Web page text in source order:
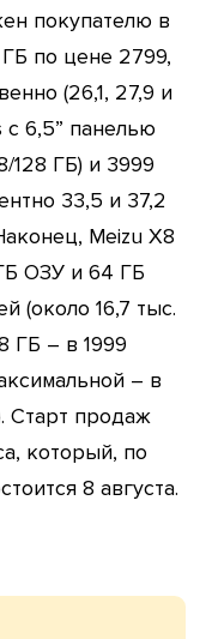
покупателю в
по цене 2799,
(26,1, 27,9 и
с 6,5” панелью
128 ГБ) и 3999
33,5 и 37,2
Meizu X8
ОЗУ и 64 ГБ
(около 16,7 тыс.
ГБ – в 1999
– в
Старт продаж
который, по
8 августа.